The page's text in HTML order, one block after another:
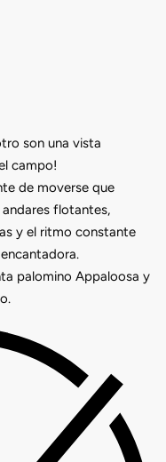
son una vista
campo!
de moverse que
flotantes,
y el ritmo constante
palomino Appaloosa y